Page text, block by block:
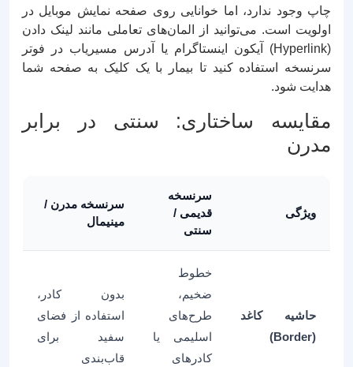
چاپ وجود ندارد، اما خوانایی روی صفحه نمایش موبایل در
اولویت است. می‌توانید از المان‌های تعاملی مانند لینک دادن
(Hyperlink) آیکون اینستاگرام یا آدرس مسیریاب در فوتر
سرنسخه استفاده کنید تا بیمار با یک کلیک به صفحه شما
هدایت شود.
مقایسه ساختاری: سنتی در برابر
مدرن
ویژگی
سرنسخه
قدیمی /
سنتی
سرنسخه مدرن /
مینیمال
حاشیه کاغد
(Border)
خطوط
ضخیم،
طرح‌های
اسلیمی یا
کادرهای
بدون کادر،
استفاده از فضای
سفید برای
قاب‌بندی